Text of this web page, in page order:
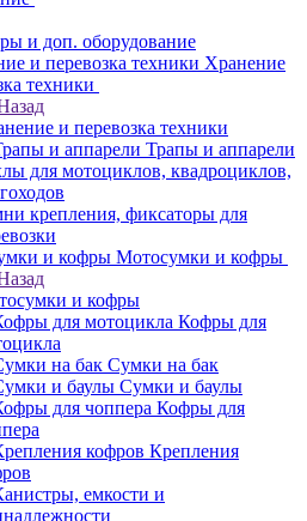
и доп. оборудование
Хранение
техники
и перевозка техники
Трапы и аппарели
для мотоциклов, квадроциклов,
крепления, фиксаторы для
Мотосумки и кофры
и кофры
Кофры для
Сумки на бак
Сумки и баулы
Кофры для
Крепления